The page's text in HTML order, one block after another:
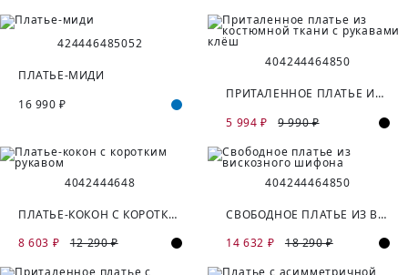
424446485052
ПЛАТЬЕ-МИДИ
16 990 ₽
404244464850
ПРИТАЛЕННОЕ ПЛАТЬЕ ИЗ КОСТЮМНОЙ ТКАНИ С РУКАВАМИ КЛЁШ
5 994 ₽
9 990 ₽
4042444648
ПЛАТЬЕ-КОКОН С КОРОТКИМ РУКАВОМ
8 603 ₽
12 290 ₽
404244464850
СВОБОДНОЕ ПЛАТЬЕ ИЗ ВИСКОЗНОГО ШИФОНА
14 632 ₽
18 290 ₽